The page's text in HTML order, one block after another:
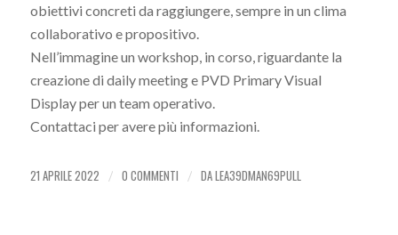
obiettivi concreti da raggiungere, sempre in un clima
collaborativo e propositivo.
Nell’immagine un workshop, in corso, riguardante la
creazione di daily meeting e PVD Primary Visual
Display per un team operativo.
Contattaci per avere più informazioni.
21 APRILE 2022 / 0 COMMENTI / DALEA39DMAN69PULL